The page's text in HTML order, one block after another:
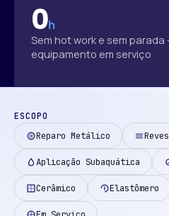
0h
Sem hot work e sem
equipamento em serviço
ESCOPO
Reparo Metálico
Aplicação Subaquática
Cerâmico Elastômero